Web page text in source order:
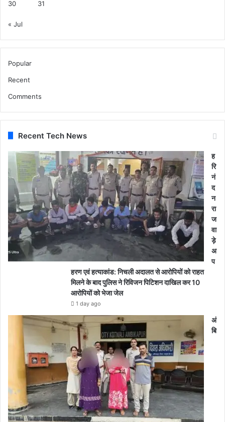
30
31
« Jul
Popular
Recent
Comments
Recent Tech News
ह
रि
नं
द
न
रा
ज
वा
ड़े
अ
प
हरण एवं हत्याकांड: निचली अदालत से आरोपियों को राहत
मिलने के बाद पुलिस ने रिविजन पिटिशन दाखिल कर 10
आरोपियों को भेजा जेल
1 day ago
अं
बि